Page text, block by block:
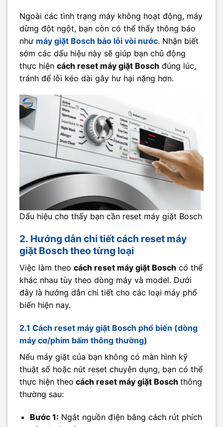
Ngoài các tình trạng máy không hoạt động, máy
dừng đột ngột, bạn còn có thể thấy thông báo
như máy giặt Bosch báo lỗi vòi nước. Nhận biết
sớm các dấu hiệu này sẽ giúp bạn chủ động
thực hiện cách reset máy giặt Bosch đúng lúc,
tránh để lỗi kéo dài gây hư hại nặng hơn.
Dấu hiệu cho thấy bạn cần reset máy giặt Bosch
2. Hướng dẫn chi tiết cách reset máy
giặt Bosch theo từng loại
Việc làm theo cách reset máy giặt Bosch có thể
khác nhau tùy theo dòng máy và model. Dưới
đây là hướng dẫn chi tiết cho các loại máy phổ
biến hiện nay.
2.1 Cách reset máy giặt Bosch phổ biến (dòng
máy cơ/phím bấm thông thường)
Nếu máy giặt của bạn không có màn hình kỹ
thuật số hoặc nút reset chuyên dụng, bạn có thể
thực hiện theo cách reset máy giặt Bosch thông
thường sau:
Bước 1: Ngắt nguồn điện bằng cách rút phích